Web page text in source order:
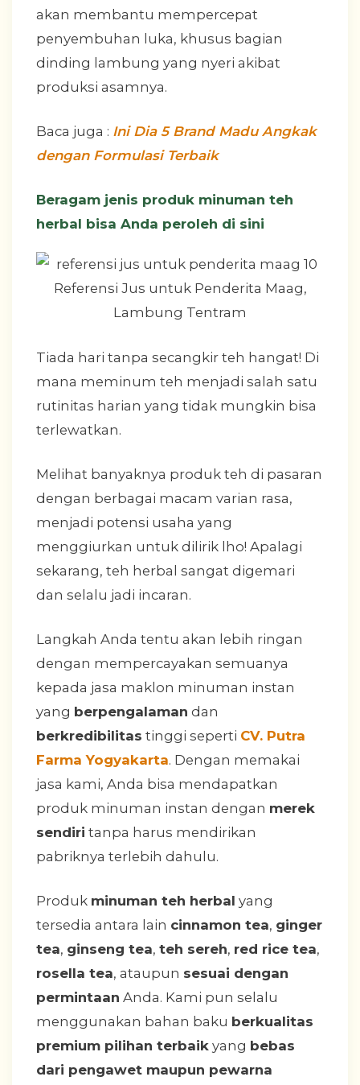
akan membantu mempercepat
penyembuhan luka, khusus bagian
dinding lambung yang nyeri akibat
produksi asamnya.
Baca juga : Ini Dia 5 Brand Madu Angkak
dengan Formulasi Terbaik
Beragam jenis produk minuman teh
herbal bisa Anda peroleh di sini
Tiada hari tanpa secangkir teh hangat! Di
mana meminum teh menjadi salah satu
rutinitas harian yang tidak mungkin bisa
terlewatkan.
Melihat banyaknya produk teh di pasaran
dengan berbagai macam varian rasa,
menjadi potensi usaha yang
menggiurkan untuk dilirik lho! Apalagi
sekarang, teh herbal sangat digemari
dan selalu jadi incaran.
Langkah Anda tentu akan lebih ringan
dengan mempercayakan semuanya
kepada jasa maklon minuman instan
yang berpengalaman dan
berkredibilitas tinggi seperti CV. Putra
Farma Yogyakarta. Dengan memakai
jasa kami, Anda bisa mendapatkan
produk minuman instan dengan merek
sendiri tanpa harus mendirikan
pabriknya terlebih dahulu.
Produk minuman teh herbal yang
tersedia antara lain cinnamon tea, ginger
tea, ginseng tea, teh sereh, red rice tea,
rosella tea, ataupun sesuai dengan
permintaan Anda. Kami pun selalu
menggunakan bahan baku berkualitas
premium pilihan terbaik yang bebas
dari pengawet maupun pewarna